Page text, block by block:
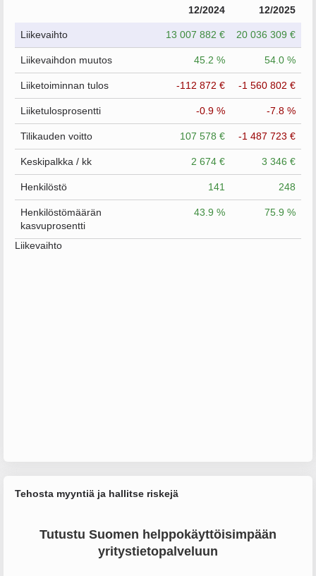
12/2024 12/2025
Liikevaihto 13 007 882 € 20 036 309 €
Liikevaihdon muutos 45.2 % 54.0 %
Liiketoiminnan tulos -112 872 € -1 560 802 €
Liiketulosprosentti -0.9 % -7.8 %
Tilikauden voitto 107 578 € -1 487 723 €
Keskipalkka / kk 2 674 € 3 346 €
Henkilöstö 141 248
Henkilöstömäärän
kasvuprosentti
43.9 % 75.9 %
Liikevaihto
Tehosta myyntiä ja hallitse riskejä
Tutustu Suomen helppokäyttöisimpään
yritystietopalveluun